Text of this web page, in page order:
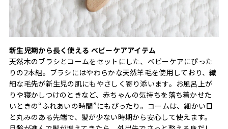
新生児期から長く使える ベビーケアアイテム
天然木のブラシとコームをセットにした、ベビーケアにぴった
りの2本組。ブラシにはやわらかな天然羊毛を使用しており、繊
細な毛先が新生児の肌にもやさしく寄り添います。お風呂上が
りや寝かしつけのときなど、赤ちゃんの気持ちを落ち着かせた
いときの“ふれあいの時間”にもぴったり。コームは、細かい目
と丸みのある先端で、髪が少ない時期から安心して使えます。